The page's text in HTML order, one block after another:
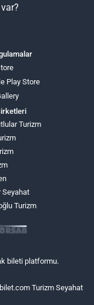
Play Store
Turizm
Seyahat
Turizm
bileti platformu.
Turizm Seyahat